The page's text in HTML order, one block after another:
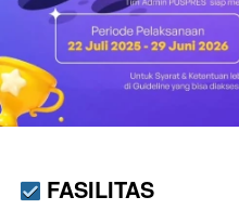
FASILITAS